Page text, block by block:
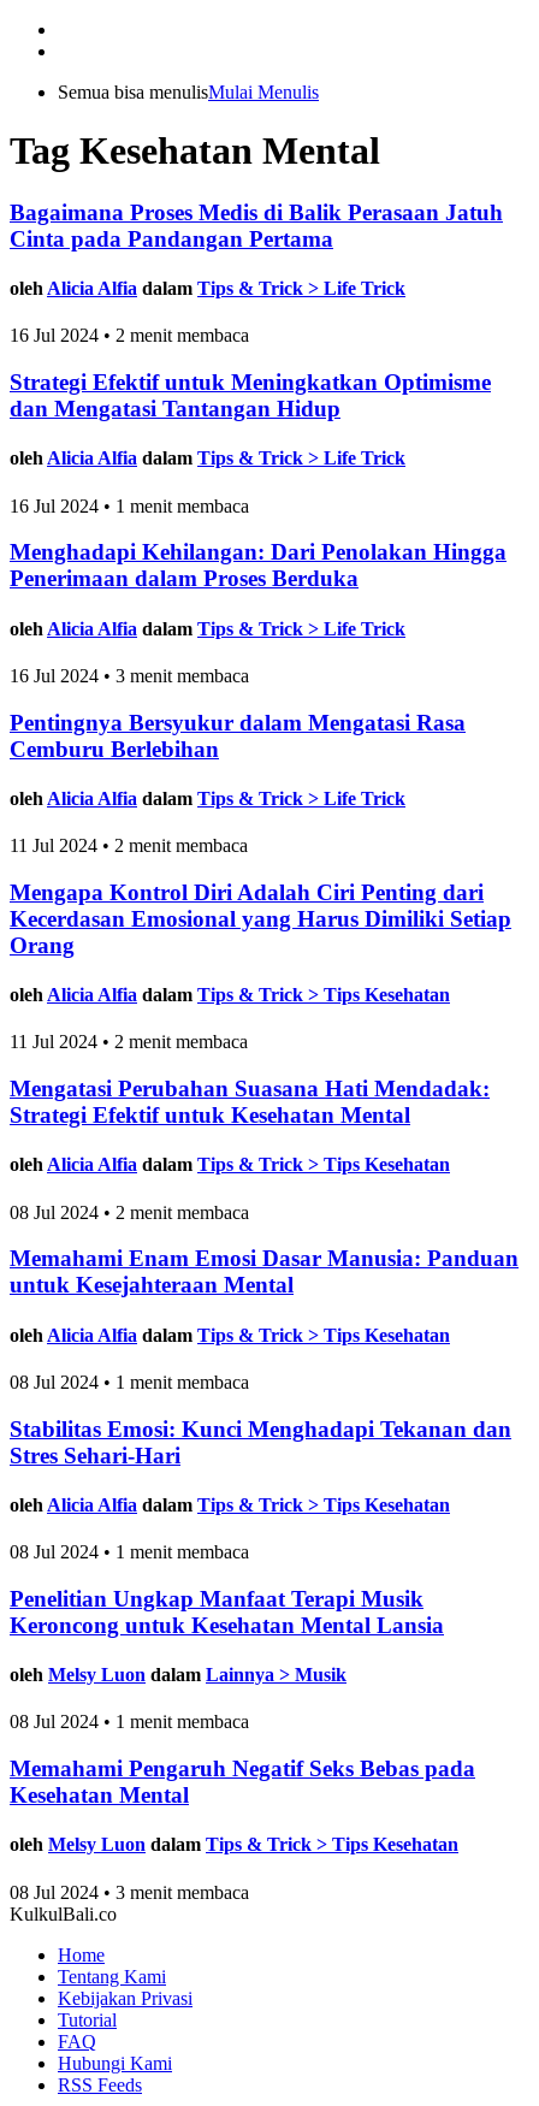
Semua bisa menulisMulai Menulis
Tag Kesehatan Mental
Bagaimana Proses Medis di Balik Perasaan Jatuh
Cinta pada Pandangan Pertama
oleh Alicia Alfia dalam Tips & Trick > Life Trick
16 Jul 2024 • 2 menit membaca
Strategi Efektif untuk Meningkatkan Optimisme
dan Mengatasi Tantangan Hidup
oleh Alicia Alfia dalam Tips & Trick > Life Trick
16 Jul 2024 • 1 menit membaca
Menghadapi Kehilangan: Dari Penolakan Hingga
Penerimaan dalam Proses Berduka
oleh Alicia Alfia dalam Tips & Trick > Life Trick
16 Jul 2024 • 3 menit membaca
Pentingnya Bersyukur dalam Mengatasi Rasa
Cemburu Berlebihan
oleh Alicia Alfia dalam Tips & Trick > Life Trick
11 Jul 2024 • 2 menit membaca
Mengapa Kontrol Diri Adalah Ciri Penting dari
Kecerdasan Emosional yang Harus Dimiliki Setiap
Orang
oleh Alicia Alfia dalam Tips & Trick > Tips Kesehatan
11 Jul 2024 • 2 menit membaca
Mengatasi Perubahan Suasana Hati Mendadak:
Strategi Efektif untuk Kesehatan Mental
oleh Alicia Alfia dalam Tips & Trick > Tips Kesehatan
08 Jul 2024 • 2 menit membaca
Memahami Enam Emosi Dasar Manusia: Panduan
untuk Kesejahteraan Mental
oleh Alicia Alfia dalam Tips & Trick > Tips Kesehatan
08 Jul 2024 • 1 menit membaca
Stabilitas Emosi: Kunci Menghadapi Tekanan dan
Stres Sehari-Hari
oleh Alicia Alfia dalam Tips & Trick > Tips Kesehatan
08 Jul 2024 • 1 menit membaca
Penelitian Ungkap Manfaat Terapi Musik
Keroncong untuk Kesehatan Mental Lansia
oleh Melsy Luon dalam Lainnya > Musik
08 Jul 2024 • 1 menit membaca
Memahami Pengaruh Negatif Seks Bebas pada
Kesehatan Mental
oleh Melsy Luon dalam Tips & Trick > Tips Kesehatan
08 Jul 2024 • 3 menit membaca
KulkulBali.co
Home
Tentang Kami
Kebijakan Privasi
Tutorial
FAQ
Hubungi Kami
RSS Feeds